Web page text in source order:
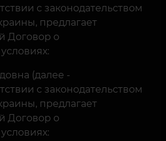
с законодательством
предлагает
Договор о
(далее -
с законодательством
предлагает
Договор о